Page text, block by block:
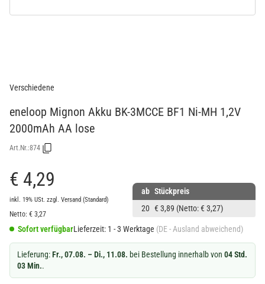
Verschiedene
eneloop Mignon Akku BK-3MCCE BF1 Ni-MH 1,2V
2000mAh AA lose
Art.Nr.:874
€ 4,29
inkl. 19% USt. zzgl. Versand (Standard)
Netto: € 3,27
ab Stückpreis
20 € 3,89 (Netto: € 3,27)
Sofort verfügbarLieferzeit: 1 - 3 Werktage (DE - Ausland abweichend)
Lieferung:Fr., 07.08. – Di., 11.08. bei Bestellung innerhalb von 04 Std.
03 Min..